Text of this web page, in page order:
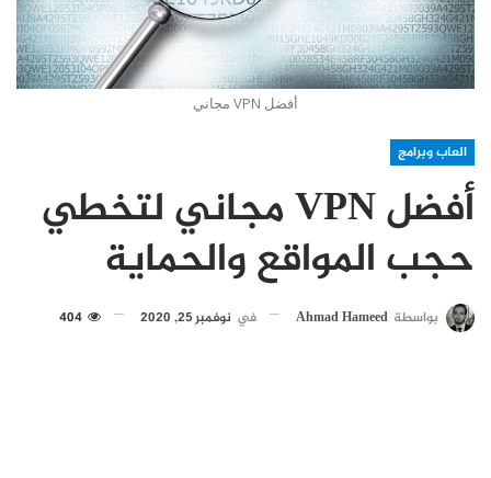
أفضل VPN مجاني
العاب وبرامج
أفضل VPN مجاني لتخطي
حجب المواقع والحماية
بواسطة Ahmad Hameed في نوفمبر 25, 2020